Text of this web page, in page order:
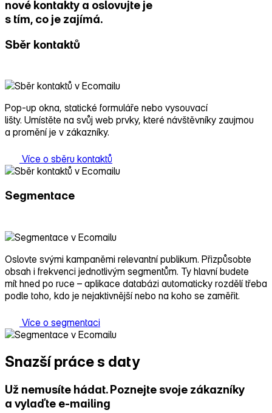
nové kontakty a oslovujte je
s tím, co je zajímá.
Sběr kontaktů
Pop‑up okna, statické formuláře nebo vysouvací
lišty. Umístěte na svůj web prvky, které návštěvníky zaujmou
a promění je v zákazníky.
Více o sběru kontaktů
Segmentace
Oslovte svými kampaněmi relevantní publikum. Přizpůsobte
obsah i frekvenci jednotlivým segmentům. Ty hlavní budete
mít hned po ruce – aplikace databázi automaticky rozdělí třeba
podle toho, kdo je nejaktivnější nebo na koho se zaměřit.
Více o segmentaci
Snazší práce s daty
Už nemusíte hádat. Poznejte svoje zákazníky
a vylaďte e‑mailing